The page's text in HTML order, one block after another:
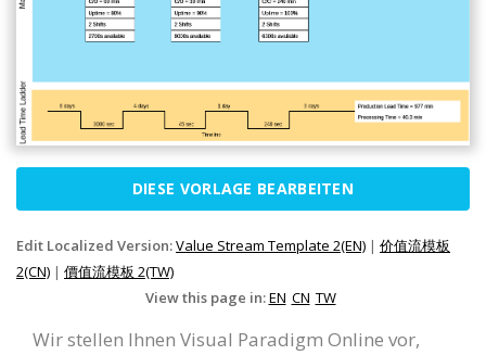
DIESE VORLAGE BEARBEITEN
Edit Localized Version:Value Stream Template 2(EN) | 价值流模板
2(CN) | 價值流模板 2(TW)
View this page in:EN CN TW
Wir stellen Ihnen Visual Paradigm Online vor,